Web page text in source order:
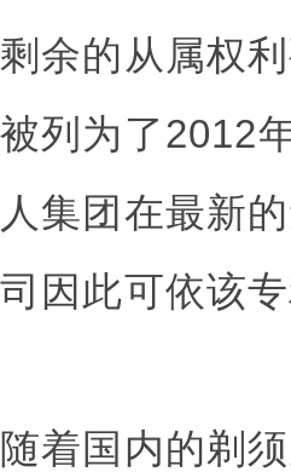
剩余的从属权
被列为了2012
人集团在最新
司因此可依该
随着国内的剃